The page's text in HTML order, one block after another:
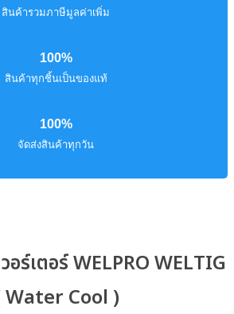
สินค้ารวมภาษีมูลค่าเพิ่ม
100%
สินค้าทุกชิ้นเป็นของแท้
100%
จัดส่งสินค้าทุกวัน
อร์เตอร์ WELPRO WELTIG
Water Cool )